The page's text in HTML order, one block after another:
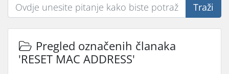
Traži
Pregled označenih članaka
'RESET MAC ADDRESS'